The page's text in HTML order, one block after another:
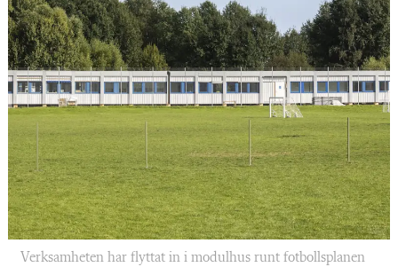
Verksamheten har flyttat in i modulhus runt fotbollsplanen